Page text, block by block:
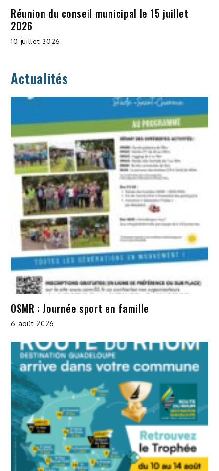
Réunion du conseil municipal le 15 juillet
2026
10 juillet 2026
Actualités
OSMR : Journée sport en famille
6 août 2026